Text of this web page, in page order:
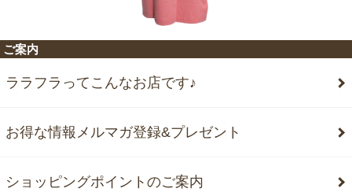
ご案内
ララフラってこんなお店です♪
お得な情報メルマガ登録&プレゼント
ショッピングポイントのご案内